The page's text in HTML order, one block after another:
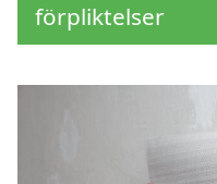
förpliktelser